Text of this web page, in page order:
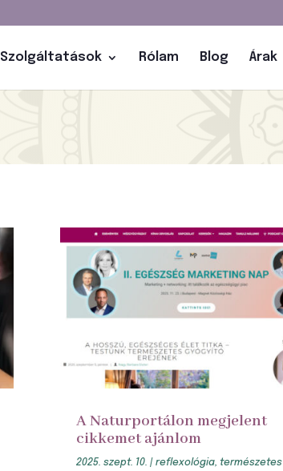
Szolgáltatások Rólam Blog Árak
A Naturportálon megjelent
cikkemet ajánlom
2025. szept. 10. | reflexológia, természetes